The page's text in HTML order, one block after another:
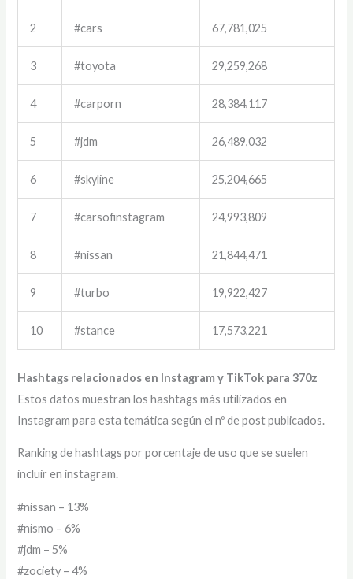
2 #cars 67,781,025
3 #toyota 29,259,268
4 #carporn 28,384,117
5 #jdm 26,489,032
6 #skyline 25,204,665
7 #carsofinstagram 24,993,809
8 #nissan 21,844,471
9 #turbo 19,922,427
10 #stance 17,573,221
Hashtags relacionados en Instagram y TikTok para 370z
Estos datos muestran los hashtags más utilizados en
Instagram para esta temática según el nº de post publicados.
Ranking de hashtags por porcentaje de uso que se suelen
incluir en instagram.
#nissan – 13%
#nismo – 6%
#jdm – 5%
#zociety – 4%